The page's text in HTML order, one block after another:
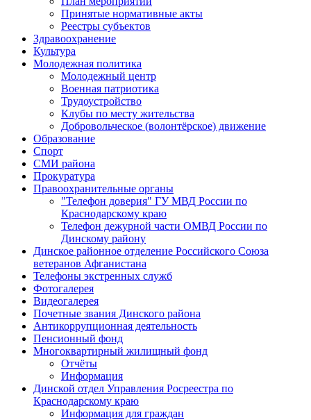
Принятые нормативные акты
Реестры субъектов
Здравоохранение
Культура
Молодежная политика
Молодежный центр
Военная патриотика
Трудоустройство
Клубы по месту жительства
Добровольческое (волонтёрское) движение
Образование
Спорт
СМИ района
Прокуратура
Правоохранительные органы
"Телефон доверия" ГУ МВД России по
Краснодарскому краю
Телефон дежурной части ОМВД России по
Динскому району
Динское районное отделение Российского Союза
ветеранов Афганистана
Телефоны экстренных служб
Фотогалерея
Видеогалерея
Почетные звания Динского района
Антикоррупционная деятельность
Пенсионный фонд
Многоквартирный жилищный фонд
Отчёты
Информация
Динской отдел Управления Росреестра по
Краснодарскому краю
Информация для граждан